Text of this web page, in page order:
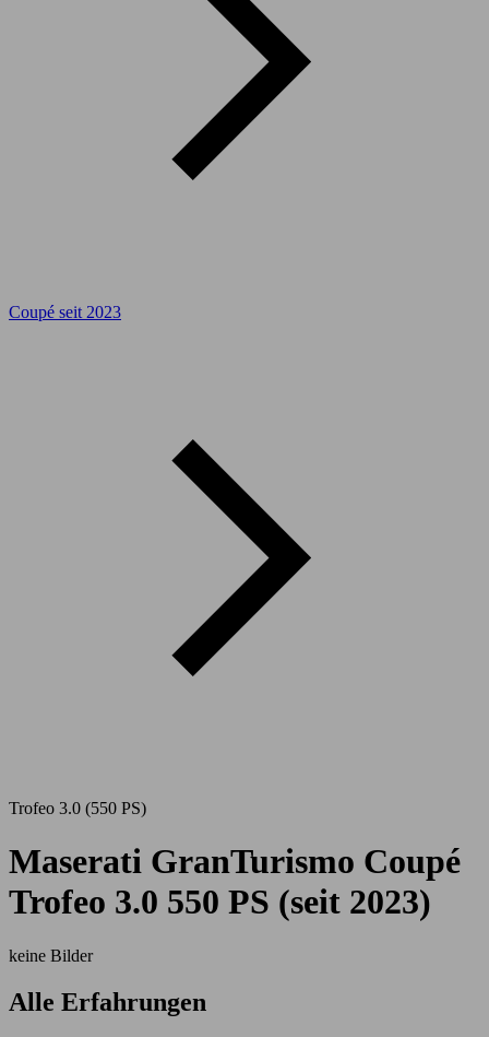
Coupé seit 2023
Trofeo 3.0 (550 PS)
Maserati GranTurismo Coupé
Trofeo 3.0 550 PS (seit 2023)
keine Bilder
Alle Erfahrungen